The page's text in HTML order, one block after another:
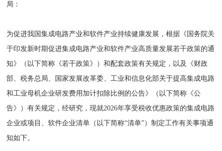
局：
为促进我国集成电路产业和软件产业持续健康发展，根据《国务院关
于印发新时期促进集成电路产业和软件产业高质量发展若干政策的通
知》（以下简称《若干政策》）和配套政策有关规定，以及《财政
部、税务总局、国家发展改革委、工业和信息化部关于提高集成电路
和工业母机企业研发费用加计扣除比例的公告》（以下简称《公
告》）有关规定，经研究，现就2026年享受税收优惠政策的集成电路
企业或项目、软件企业清单（以下简称“清单”）制定工作有关事项通
知如下。